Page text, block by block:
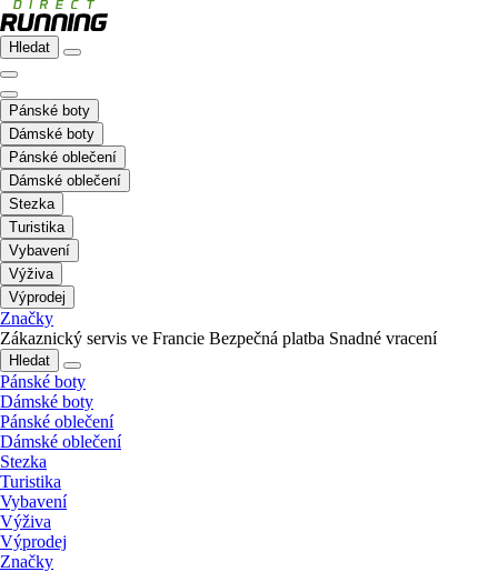
Hledat
Pánské boty
Dámské boty
Pánské oblečení
Dámské oblečení
Stezka
Turistika
Vybavení
Výživa
Výprodej
Značky
Zákaznický servis ve Francie Bezpečná platba Snadné vracení
Hledat
Pánské boty
Dámské boty
Pánské oblečení
Dámské oblečení
Stezka
Turistika
Vybavení
Výživa
Výprodej
Značky